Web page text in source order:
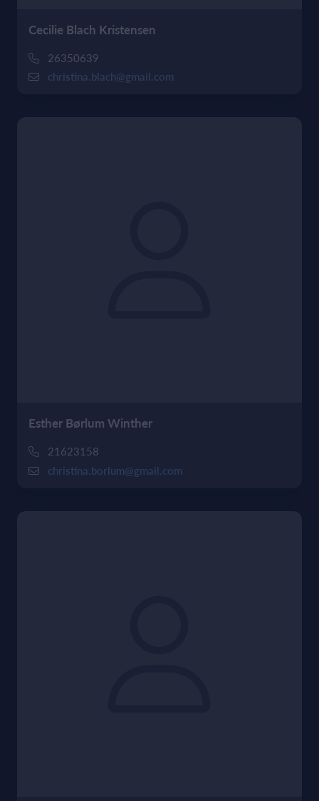
Cecilie Blach Kristensen
26350639
christina.blach@gmail.com
Esther Børlum Winther
21623158
christina.borlum@gmail.com